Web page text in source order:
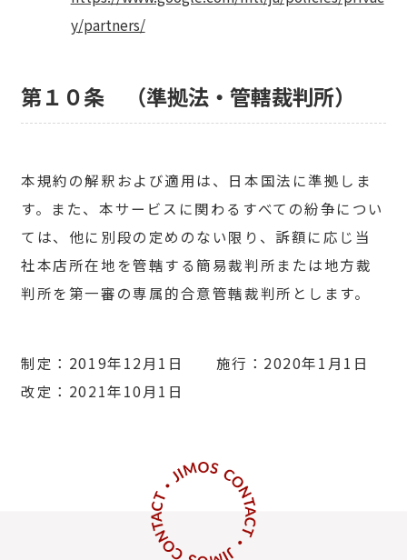
y/partners/
第１０条 （準拠法・管轄裁判所）
本規約の解釈および適用は、日本国法に準拠しま
す。また、本サービスに関わるすべての紛争につい
ては、他に別段の定めのない限り、訴額に応じ当
社本店所在地を管轄する簡易裁判所または地方裁
判所を第一審の専属的合意管轄裁判所とします。
制定：2019年12月1日 施行：2020年1月1日
改定：2021年10月1日